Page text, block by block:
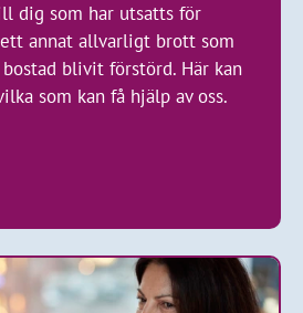
dig som har utsatts för
annat allvarligt brott som
blivit förstörd. Här kan
som kan få hjälp av oss.